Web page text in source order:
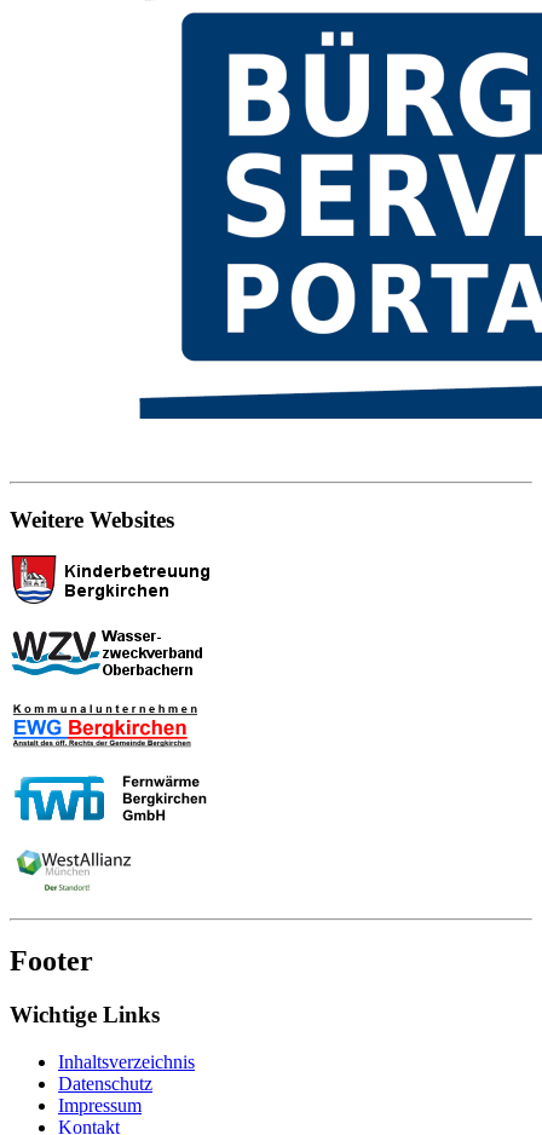
Weitere Websites
Footer
Wichtige Links
Inhaltsverzeichnis
Datenschutz
Impressum
Kontakt